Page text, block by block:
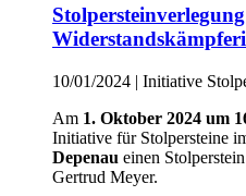
10/01/2024 | Initiative
Am 1. Oktober 2024 um
Initiative für Stolpersteine
Depenau einen
Gertrud Meyer.